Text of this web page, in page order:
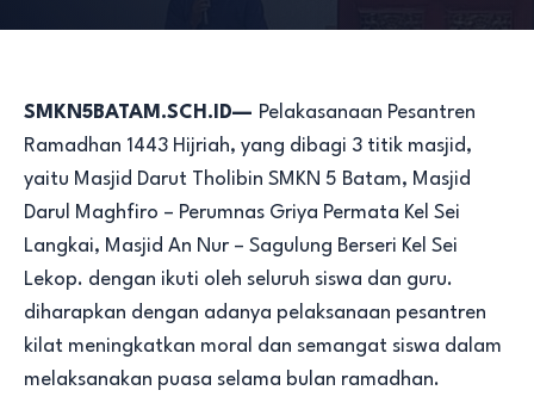
SMKN5BATAM.SCH.ID— Pelakasanaan Pesantren
Ramadhan 1443 Hijriah, yang dibagi 3 titik masjid,
yaitu Masjid Darut Tholibin SMKN 5 Batam, Masjid
Darul Maghfiro – Perumnas Griya Permata Kel Sei
Langkai, Masjid An Nur – Sagulung Berseri Kel Sei
Lekop. dengan ikuti oleh seluruh siswa dan guru.
diharapkan dengan adanya pelaksanaan pesantren
kilat meningkatkan moral dan semangat siswa dalam
melaksanakan puasa selama bulan ramadhan.